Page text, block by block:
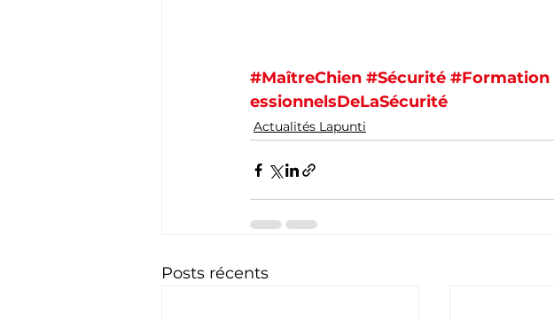
#MaîtreChien #Sécurité #Formation
essionnelsDeLaSécurité
Actualités Lapunti
Posts récents